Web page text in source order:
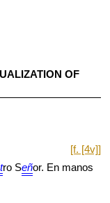
OF
[f. [4v]]
ro Señor. En manos